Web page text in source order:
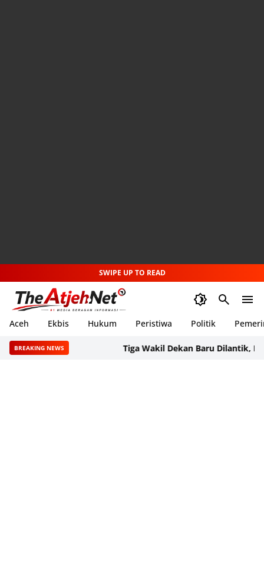
SWIPE UP TO READ
Aceh Ekbis Hukum Peristiwa Politik
BREAKING NEWS Tiga Wakil Dekan Baru Dilantik, FKG